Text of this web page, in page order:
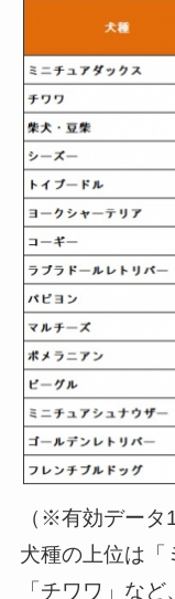
（※有効データ
犬種の上位は「
「チワワ」な